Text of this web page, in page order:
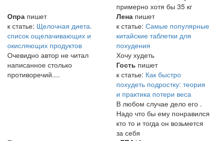
примерно хотя бы 35 кг
Опра пишет
к статье: Щелочная диета.
список ощелачивающих и
окисляющих продуктов
Очевидно автор не читал
написанное столько
противоречий....
Лена пишет
к статье: Самые популярные
китайские таблетки для
похудения
Хочу худеть
Гость пишет
к статье: Как быстро
похудеть подростку: теория
и практика потери веса
В любом случае дело его .
Надо что бы ему понравился
кто то и тогда он возьмется
за себя